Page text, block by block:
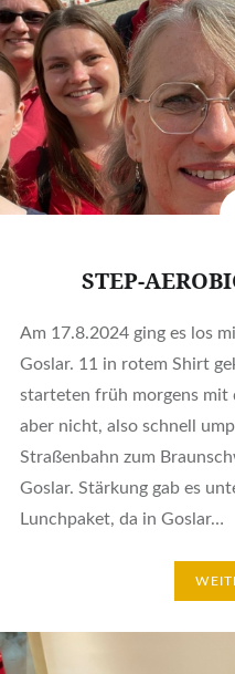
STEP-
Am 17.8.2024 ging es los
Goslar. 11 in rotem Shirt
starteten früh morgens mit
aber nicht, also schnell
Straßenbahn zum
Goslar. Stärkung gab es
Lunchpaket, da in Goslar…